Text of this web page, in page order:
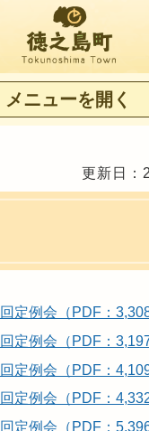
徳之島町
メニューを開く
更新日：
定例会（PDF：
定例会（PDF：
定例会（PDF：
定例会（PDF：
定例会（PDF：